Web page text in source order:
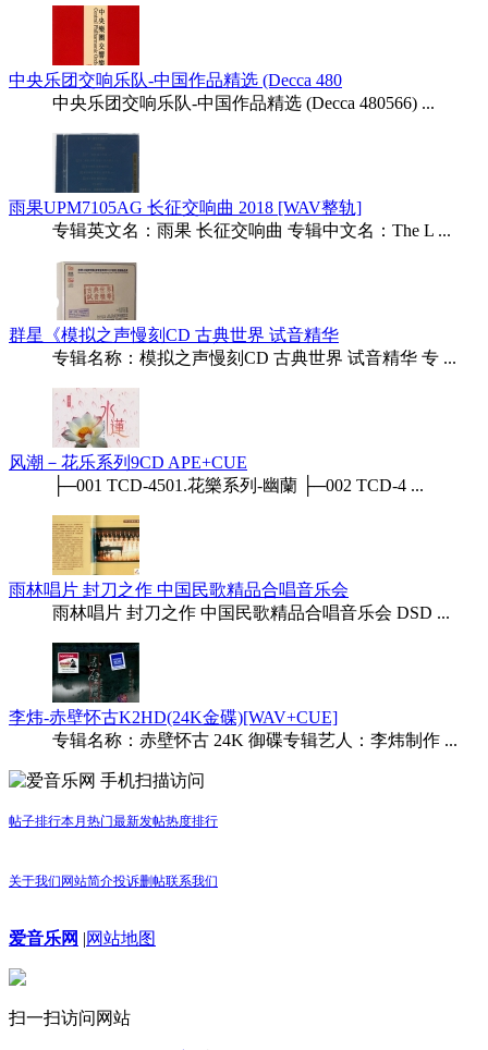
中央乐团交响乐队-中国作品精选 (Decca 480
中央乐团交响乐队-中国作品精选 (Decca 480566) ...
雨果UPM7105AG 长征交响曲 2018 [WAV整轨]
专辑英文名：雨果 长征交响曲 专辑中文名：The L ...
群星《模拟之声慢刻CD 古典世界 试音精华
专辑名称：模拟之声慢刻CD 古典世界 试音精华 专 ...
风潮－花乐系列9CD APE+CUE
├─001 TCD-4501.花樂系列-幽蘭 ├─002 TCD-4 ...
雨林唱片 封刀之作 中国民歌精品合唱音乐会
雨林唱片 封刀之作 中国民歌精品合唱音乐会 DSD ...
李炜-赤壁怀古K2HD(24K金碟)[WAV+CUE]
专辑名称：赤壁怀古 24K 御碟专辑艺人：李炜制作 ...
手机扫描访问
帖子排行本月热门最新发帖热度排行
关于我们 网站简介投诉删帖联系我们
爱音乐网 |网站地图
扫一扫访问网站